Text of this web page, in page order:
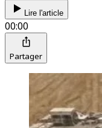
Lire l'article
00:00
Partager